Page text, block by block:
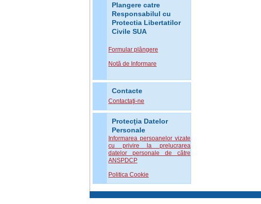
Plangere catre
Responsabilul cu
Protectia Libertatilor
Civile SUA
Formular plângere
Notă de Informare
Contacte
Contactaţi-ne
Protecţia Datelor
Personale
Informarea persoanelor vizate
cu privire la prelucrarea
datelor personale de către
ANSPDCP
Politica Cookie